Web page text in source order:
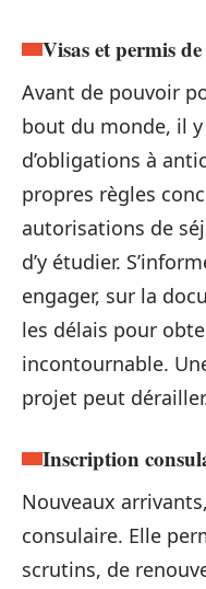
Visas et permis
Avant de pouvoir
bout du monde, il
d’obligations à
propres règles
autorisations de
d’y étudier.
engager, sur la
les délais pour
incontournable.
projet peut
Inscription
Nouveaux
consulaire. Elle
scrutins, de